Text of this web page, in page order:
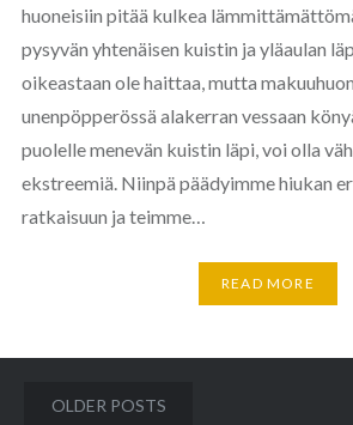
huoneisiin pitää kulkea
pysyvän yhtenäisen kuistin ja yläaulan
oikeastaan ole haittaa, mutta
unenpöpperössä alakerran vessaan
puolelle menevän kuistin läpi, voi olla
ekstreemiä. Niinpä päädyimme hiukan
ratkaisuun ja teimme…
READ MORE
Posts
OLDER POSTS